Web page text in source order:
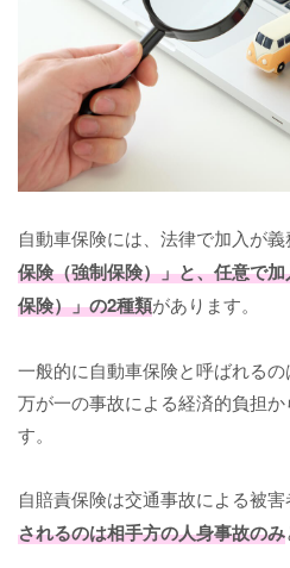
自動車保険には、法律で加入が
保険（強制保険）」と、任意で
保険）」の2種類があります。
一般的に自動車保険と呼ばれるの
万が一の事故による経済的負担
す。
自賠責保険は交通事故による被害
されるのは相手方の人身事故のみ